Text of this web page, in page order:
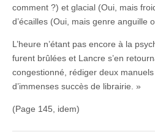
comment ?) et glacial (Oui, mais
d’écailles (Oui, mais genre anguille
L’heure n’étant pas encore à la
furent brûlées et Lancre s’en
congestionné, rédiger deux
d’immenses succès de librairie. »
(Page 145, idem)